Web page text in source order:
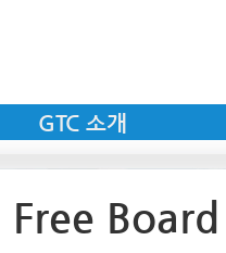
GTC 소개
Free Board